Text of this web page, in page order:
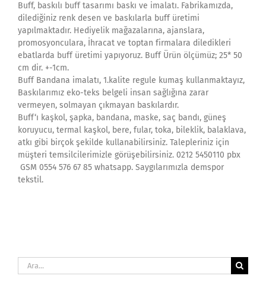
Buff, baskılı buff tasarımı baskı ve imalatı. Fabrikamızda,
dilediğiniz renk desen ve baskılarla buff üretimi
yapılmaktadır. Hediyelik mağazalarına, ajanslara,
promosyonculara, İhracat ve toptan firmalara diledikleri
ebatlarda buff üretimi yapıyoruz. Buff Ürün ölçümüz; 25* 50
cm dir. +-1cm.
Buff Bandana imalatı, 1.kalite regule kumaş kullanmaktayız,
Baskılarımız eko-teks belgeli insan sağlığına zarar
vermeyen, solmayan çıkmayan baskılardır.
Buff‘ı kaşkol, şapka, bandana, maske, saç bandı, güneş
koruyucu, termal kaşkol, bere, fular, toka, bileklik, balaklava,
atkı gibi birçok şekilde kullanabilirsiniz. Talepleriniz için
müşteri temsilcilerimizle görüşebilirsiniz. 0212 5450110 pbx
GSM 0554 576 67 85 whatsapp. Saygılarımızla demspor
tekstil.
Ara: